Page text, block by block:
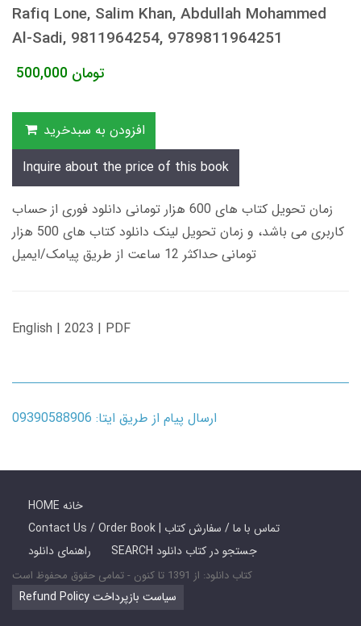
Rafiq Lone, Salim Khan, Abdullah Mohammed
Al-Sadi, 9811964254, 9789811964251
500,000 تومان
افزودن به سبدخرید
Inquire about the price of this book
زمان تحویل کتاب های 600 هزار تومانی دانلود فوری از حساب
کاربری می باشد، و زمان تحویل لینک دانلود کتاب های 500 هزار
تومانی حداکثر 12 ساعت از طریق پیامک/ایمیل
English | 2023 | PDF
ارسال پیام از طریق ایتا: 09390588906
HOME خانه
Contact Us / Order Book | تماس با ما / سفارش کتاب
راهنمای دانلود
SEARCH جستجو در کتاب دانلود
کتاب دانلود: از 1391 تا کنون - تمامی حقوق محفوظ است
Refund Policy سیاست بازپرداخت